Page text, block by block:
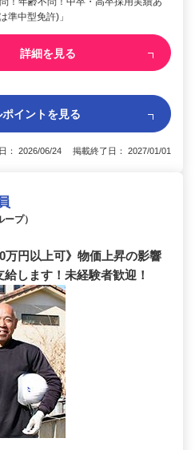
準中型免許)」
詳細を見る
イントを見る
： 2026/06/24 掲載終了日： 2027/01/01
プ）
万円以上可》物価上昇の影響
します！未経験者歓迎！